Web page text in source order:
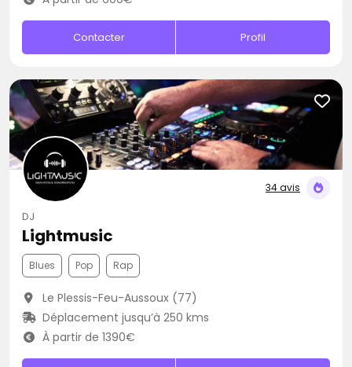
Contacter Profil
34 avis
DJ
Lightmusic
Blues Pop Rap
Le Plessis-Feu-Aussoux (77)
Déplacement jusqu’à 250 kms
À partir de 1390€